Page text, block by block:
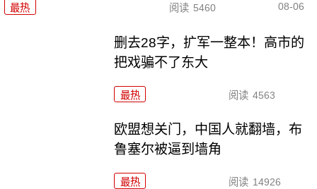
最热 阅读 5460 08-06
删去28字，扩军一整本！高市的
把戏骗不了东大
最热 阅读 4563
欧盟想关门，中国人就翻墙，布
鲁塞尔被逼到墙角
最热 阅读 14926